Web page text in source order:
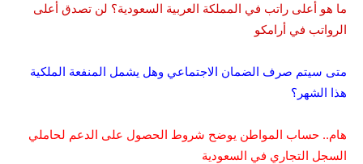
ما هو أعلى راتب في المملكة العربية السعودية؟ لن تصدق أعلى
الرواتب في أرامكو
متى سيتم صرف الضمان الاجتماعي وهل يشمل المنفعة الملكية
هذا الشهر؟
هام.. حساب المواطن يوضح شروط الحصول على الدعم لحاملي
السجل التجاري في السعودية